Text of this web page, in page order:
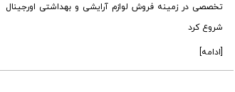
تخصصی در زمینه فروش لوازم آرایشی و بهداشتی اورجینال
شروع کرد
[ادامه]